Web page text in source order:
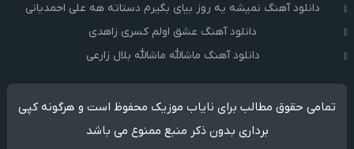
دانلود آهنگ نمیشه یه روز بیای بگیرم دستاته هه علی احمدیانی
دانلود آهنگ عشق اولم کسری زاهدی
دانلود آهنگ ماشالله ماشالله بلال زارعی
تمامی حقوق مطالب برای نایاب موزیک محفوظ است و هرگونه کپی
برداری بدون ذکر منبع ممنوع می باشد